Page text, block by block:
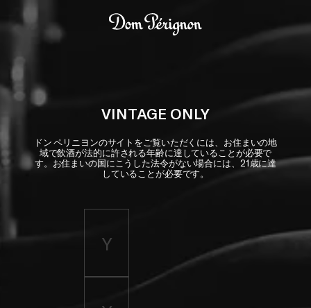
VINTAGE ONLY
ドン ペリニヨンのサイトをご覧いただくには、お住まいの地
域で飲酒が法的に許される年齢に達していることが必要で
す。お住まいの国にこうした法令がない場合には、21歳に達
していることが必要です。